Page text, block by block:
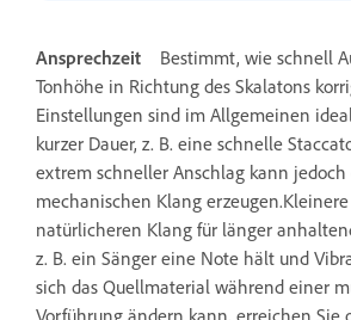
Ansprechzeit
Bestimmt, wie schnell
Tonhöhe in Richtung des Skalatons
Einstellungen sind im Allgemeinen
kurzer Dauer, z. B. eine schnelle
extrem schneller Anschlag kann
mechanischen Klang
natürlicheren Klang für länger
z. B. ein Sänger eine Note hält und
sich das Quellmaterial während einer
Vorführung ändern kann, erreichen Sie